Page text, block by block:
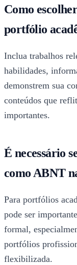
Como
portfólio
Inclua trabalhos
habilidades,
demonstrem sua
conteúdos que
importantes.
É necessário
como ABNT
Para portfólios
pode ser
formal,
portfólios
flexibilizada.